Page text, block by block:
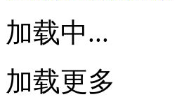
加载中...
加载更多